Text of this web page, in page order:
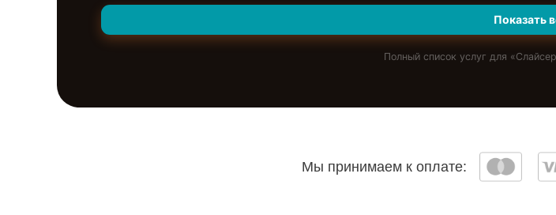
Показать
Полный список услуг для «Слайсер
Мы принимаем к оплате: